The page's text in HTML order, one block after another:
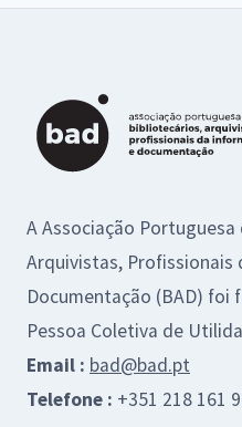
A Associação
Arquivistas, Profissionais
Documentação (BAD) foi
Pessoa Coletiva de
Email : bad@bad.pt
Telefone : +351 218 161